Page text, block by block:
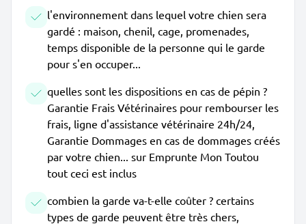
l'environnement dans lequel votre chien sera
gardé : maison, chenil, cage, promenades,
temps disponible de la personne qui le garde
pour s'en occuper...
quelles sont les dispositions en cas de pépin ?
Garantie Frais Vétérinaires pour rembourser les
frais, ligne d'assistance vétérinaire 24h/24,
Garantie Dommages en cas de dommages créés
par votre chien... sur Emprunte Mon Toutou
tout ceci est inclus
combien la garde va-t-elle coûter ? certains
types de garde peuvent être très chers,